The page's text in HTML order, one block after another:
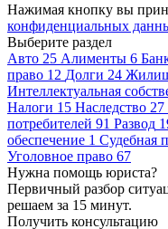
Нажимая кнопку вы
конфиденциальных
Выберите раздел
Авто 25 Алименты 6
право 12 Долги 24
Интеллектуальная
Налоги 15 Наследство 27
потребителей 91 Развод
обеспечение 1 Судебная
Уголовное право 67
Нужна помощь юриста?
Первичный разбор
решаем за 15 минут.
Получить консультацию